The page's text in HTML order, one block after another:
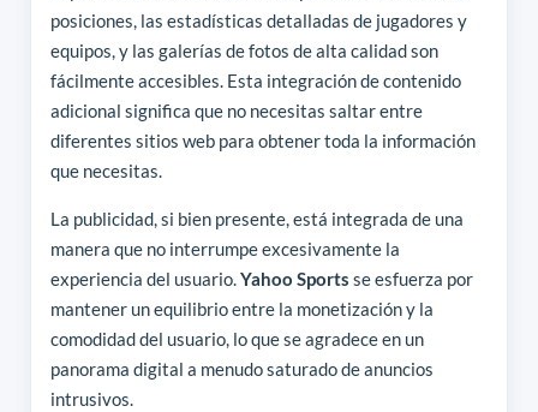
posiciones, las estadísticas detalladas de jugadores y
equipos, y las galerías de fotos de alta calidad son
fácilmente accesibles. Esta integración de contenido
adicional significa que no necesitas saltar entre
diferentes sitios web para obtener toda la información
que necesitas.
La publicidad, si bien presente, está integrada de una
manera que no interrumpe excesivamente la
experiencia del usuario.Yahoo Sports se esfuerza por
mantener un equilibrio entre la monetización y la
comodidad del usuario, lo que se agradece en un
panorama digital a menudo saturado de anuncios
intrusivos.